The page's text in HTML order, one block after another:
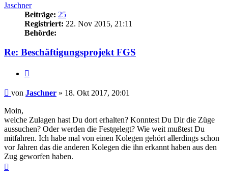
Jaschner
Beiträge: 25
Registriert: 22. Nov 2015, 21:11
Behörde:
Re: Beschäftigungsprojekt FGS
Beitrag
von Jaschner » 18. Okt 2017, 20:01
Moin,
welche Zulagen hast Du dort erhalten? Konntest Du Dir die Züge
aussuchen? Oder werden die Festgelegt? Wie weit mußtest Du
mitfahren. Ich habe mal von einen Kolegen gehört allerdings schon
vor Jahren das die anderen Kolegen die ihn erkannt haben aus den
Zug geworfen haben.